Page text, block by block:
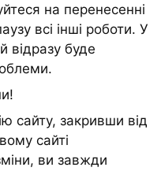
на перенесенні
всі інші роботи. У
відразу буде
сайту, закривши від
сайті
ви завжди